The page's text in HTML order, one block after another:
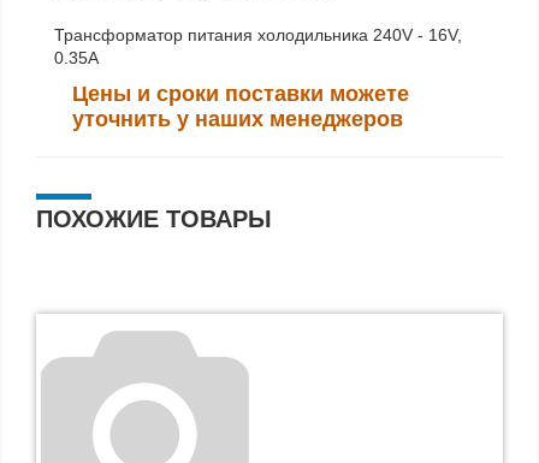
Трансформатор питания холодильника 240V - 16V,
0.35A
Цены и сроки поставки можете
уточнить у наших менеджеров
ПОХОЖИЕ ТОВАРЫ